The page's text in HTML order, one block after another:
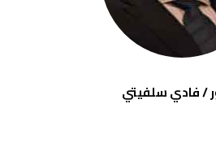
/ فادي سلفيتي